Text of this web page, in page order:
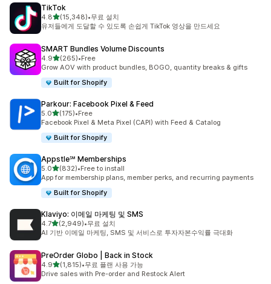
TikTok
4.8별 5개 중
(15,348)
총 리뷰 15348개
•무료 설치
유저들에게 도달할 수 있도록 손쉽게 TikTok 영상을 만드세요
SMART Bundles Volume Discounts
4.9별 5개 중
(265)
총 리뷰 265개
•Free
Grow AOV with product bundles, BOGO, quantity breaks & gifts
Built for Shopify
Parkour: Facebook Pixel & Feed
5.0별 5개 중
(175)
총 리뷰 175개
•Free
Facebook Pixel & Meta Pixel (CAPI) with Feed & Catalog
Built for Shopify
Appstle℠ Memberships
5.0별 5개 중
(832)
총 리뷰 832개
•Free to install
App for membership plans, member perks, and recurring payments
Built for Shopify
Klaviyo: 이메일 마케팅 및 SMS
4.7별 5개 중
(2,949)
총 리뷰 2949개
•무료 설치
AI 기반 이메일 마케팅, SMS 및 서비스로 투자자본수익률 극대화
PreOrder Globo | Back in Stock
4.9별 5개 중
(1,815)
총 리뷰 1815개
•무료 플랜 사용 가능
Drive sales with Pre-order and Restock Alert